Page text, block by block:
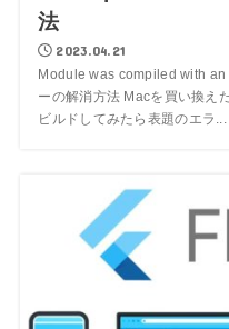
法
2023.04.21
Module was compiled with
ーの解消方法 Macを買い換え
ビルドしてみたら表題のエラ...